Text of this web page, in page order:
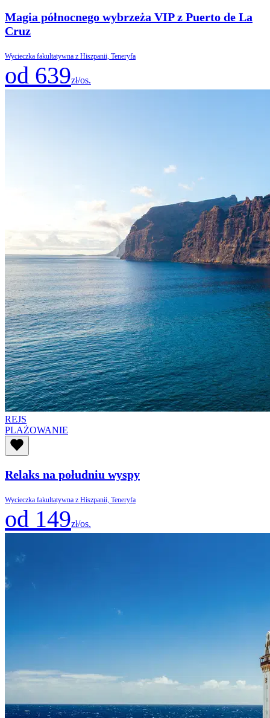
Magia północnego wybrzeża VIP z Puerto de La
Cruz
Wycieczka fakultatywna z Hiszpanii, Teneryfa
od 639zł/os.
REJS
PLAŻOWANIE
Relaks na południu wyspy
Wycieczka fakultatywna z Hiszpanii, Teneryfa
od 149zł/os.